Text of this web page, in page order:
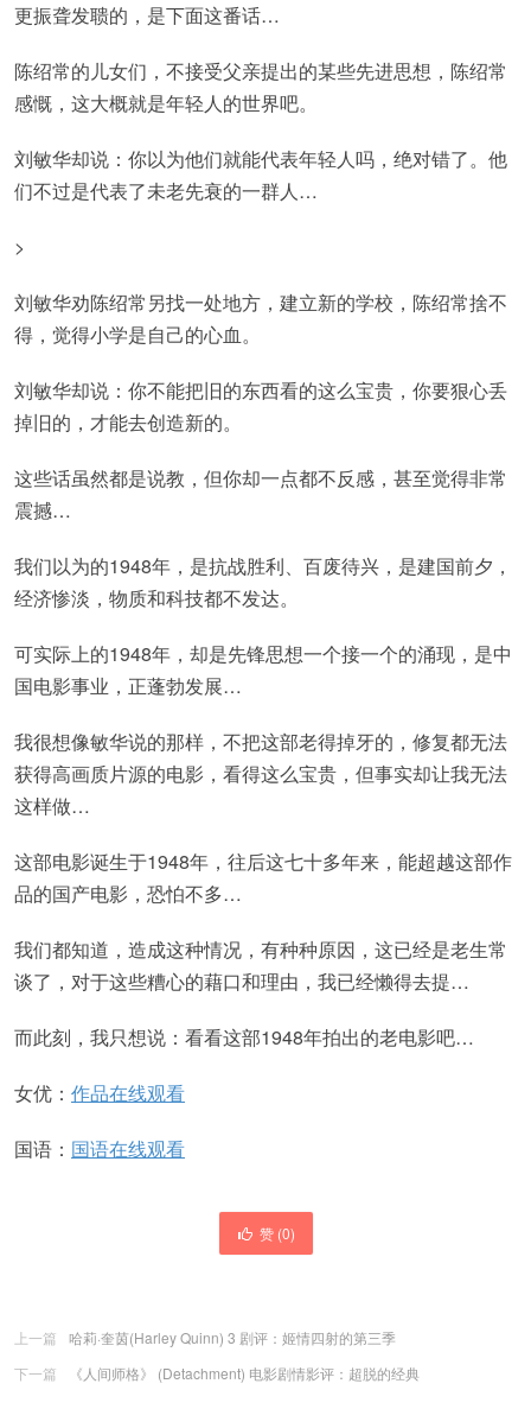
更振聋发聩的，是下面这番话…
陈绍常的儿女们，不接受父亲提出的某些先进思想，陈绍常
感慨，这大概就是年轻人的世界吧。
刘敏华却说：你以为他们就能代表年轻人吗，绝对错了。他
们不过是代表了未老先衰的一群人…
>
刘敏华劝陈绍常另找一处地方，建立新的学校，陈绍常捨不
得，觉得小学是自己的心血。
刘敏华却说：你不能把旧的东西看的这么宝贵，你要狠心丢
掉旧的，才能去创造新的。
这些话虽然都是说教，但你却一点都不反感，甚至觉得非常
震撼…
我们以为的1948年，是抗战胜利、百废待兴，是建国前夕，
经济惨淡，物质和科技都不发达。
可实际上的1948年，却是先锋思想一个接一个的涌现，是中
国电影事业，正蓬勃发展…
我很想像敏华说的那样，不把这部老得掉牙的，修复都无法
获得高画质片源的电影，看得这么宝贵，但事实却让我无法
这样做…
这部电影诞生于1948年，往后这七十多年来，能超越这部作
品的国产电影，恐怕不多…
我们都知道，造成这种情况，有种种原因，这已经是老生常
谈了，对于这些糟心的藉口和理由，我已经懒得去提…
而此刻，我只想说：看看这部1948年拍出的老电影吧…
女优： 作品在线观看
国语： 国语在线观看
赞 (0)
上一篇
哈莉·奎茵(Harley Quinn) 3 剧评：姬情四射的第三季
下一篇
《人间师格》 (Detachment) 电影剧情影评：超脱的经典